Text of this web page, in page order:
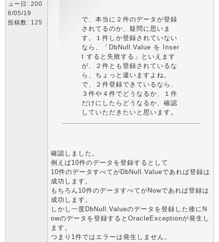
ュー日: 200
6/05/19
投稿数: 125
で、本当に２件のデータが登録
されてるのか、疑問に思いま
す。１件しか登録されていない
なら、「DbNull.Value を Inser
t すると失敗する」といえます
が、２件とも登録されているな
ら、ちょっと違いますよね。
で、２件登録できているなら、
３件や４件でどうなるか、１件
だけにしたらどうなるか、確認
していただきたいと思います。
確認しました。
例えば10件のデータを登録するとして
10件のデータすべてがDbNull.Valueであれば登録は
成功します。
もちろん10件のデータすべてがNowであれば登録は
成功します。
しかし一度DbNull.Valueのデータを登録した後にN
owのデータを登録するとOracleExceptionが発生し
ます。
つまり1件ではエラーは発生しません。